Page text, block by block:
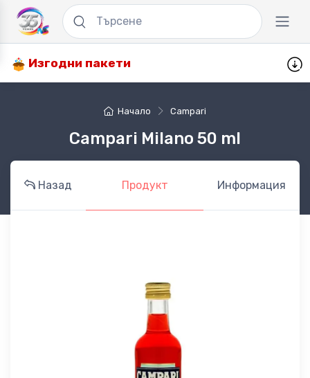
Изгодни пакети
Начало Campari
Campari Milano 50 ml
Назад Продукт Информация